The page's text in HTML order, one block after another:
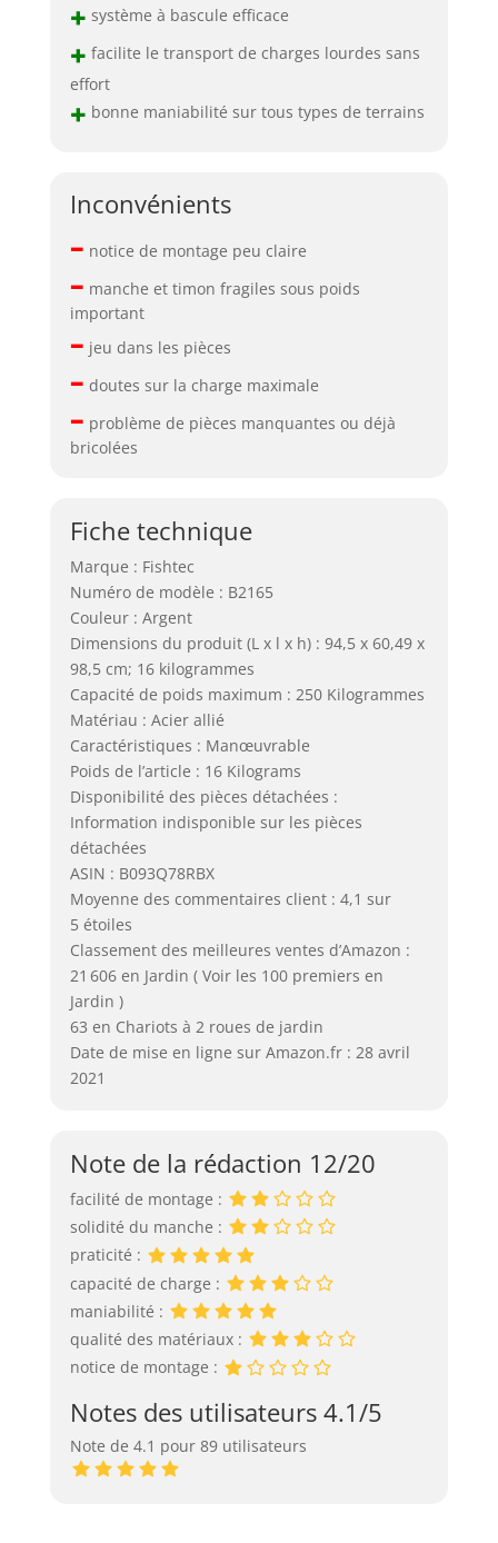
+ système à bascule efficace
+ facilite le transport de charges lourdes sans
effort
+ bonne maniabilité sur tous types de terrains
Inconvénients
– notice de montage peu claire
– manche et timon fragiles sous poids
important
– jeu dans les pièces
– doutes sur la charge maximale
– problème de pièces manquantes ou déjà
bricolées
Fiche technique
Marque : Fishtec
Numéro de modèle : B2165
Couleur : Argent
Dimensions du produit (L x l x h) : 94,5 x 60,49 x
98,5 cm; 16 kilogrammes
Capacité de poids maximum : 250 Kilogrammes
Matériau : Acier allié
Caractéristiques : Manœuvrable
Poids de l’article : 16 Kilograms
Disponibilité des pièces détachées :
Information indisponible sur les pièces
détachées
ASIN : B093Q78RBX
Moyenne des commentaires client : 4,1 sur
5 étoiles
Classement des meilleures ventes d’Amazon :
21 606 en Jardin ( Voir les 100 premiers en
Jardin )
63 en Chariots à 2 roues de jardin
Date de mise en ligne sur Amazon.fr : 28 avril
2021
Note de la rédaction 12/20
facilité de montage :
solidité du manche :
praticité :
capacité de charge :
maniabilité :
qualité des matériaux :
notice de montage :
Notes des utilisateurs 4.1/5
Note de 4.1 pour 89 utilisateurs